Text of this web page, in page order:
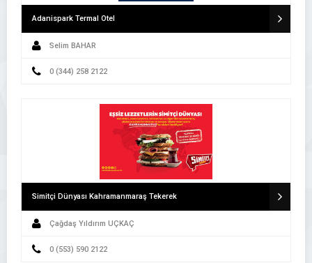
Adanispark Termal Otel
Selim BAHAR
0 (344) 258 2122
Simitçi Dünyası Kahramanmaraş Tekerek
Çağdaş Yıldırım UÇKAÇ
0 (553) 590 2122